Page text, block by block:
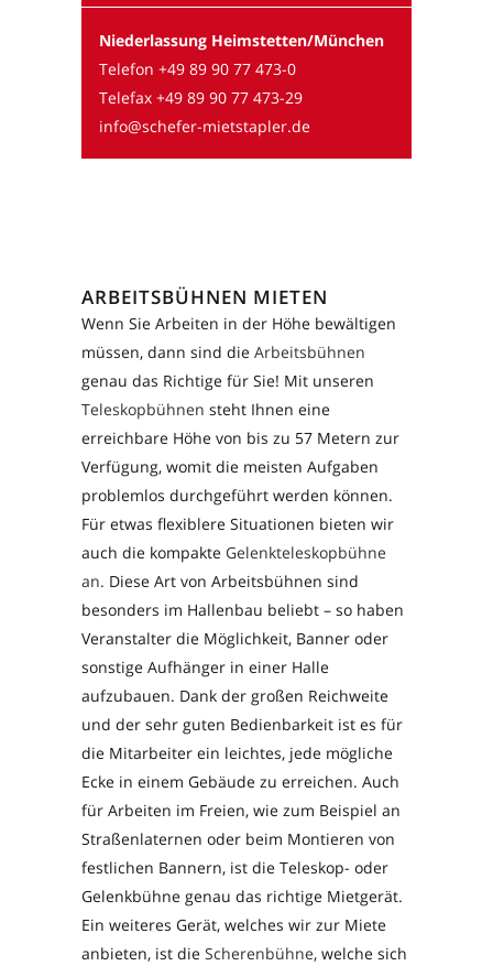
Niederlassung Heimstetten/München
Telefon +49 89 90 77 473-0
Telefax +49 89 90 77 473-29
info@schefer-mietstapler.de
ARBEITSBÜHNEN MIETEN
Wenn Sie Arbeiten in der Höhe bewältigen
müssen, dann sind die Arbeitsbühnen
genau das Richtige für Sie! Mit unseren
Teleskopbühnen steht Ihnen eine
erreichbare Höhe von bis zu 57 Metern zur
Verfügung, womit die meisten Aufgaben
problemlos durchgeführt werden können.
Für etwas flexiblere Situationen bieten wir
auch die kompakte Gelenkteleskopbühne
an. Diese Art von Arbeitsbühnen sind
besonders im Hallenbau beliebt – so haben
Veranstalter die Möglichkeit, Banner oder
sonstige Aufhänger in einer Halle
aufzubauen. Dank der großen Reichweite
und der sehr guten Bedienbarkeit ist es für
die Mitarbeiter ein leichtes, jede mögliche
Ecke in einem Gebäude zu erreichen. Auch
für Arbeiten im Freien, wie zum Beispiel an
Straßenlaternen oder beim Montieren von
festlichen Bannern, ist die Teleskop- oder
Gelenkbühne genau das richtige Mietgerät.
Ein weiteres Gerät, welches wir zur Miete
anbieten, ist die Scherenbühne, welche sich